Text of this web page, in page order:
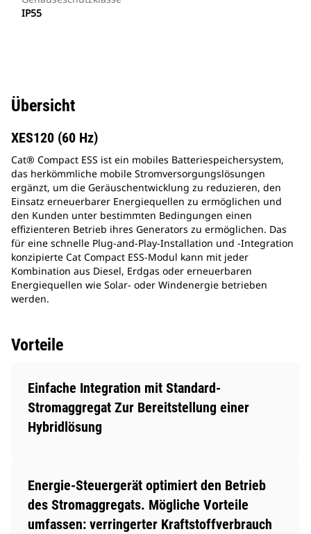
IP55
Übersicht
XES120 (60 Hz)
Cat® Compact ESS ist ein mobiles Batteriespeichersystem,
das herkömmliche mobile Stromversorgungslösungen
ergänzt, um die Geräuschentwicklung zu reduzieren, den
Einsatz erneuerbarer Energiequellen zu ermöglichen und
den Kunden unter bestimmten Bedingungen einen
effizienteren Betrieb ihres Generators zu ermöglichen. Das
für eine schnelle Plug-and-Play-Installation und -Integration
konzipierte Cat Compact ESS-Modul kann mit jeder
Kombination aus Diesel, Erdgas oder erneuerbaren
Energiequellen wie Solar- oder Windenergie betrieben
werden.
Vorteile
Einfache Integration mit Standard-
Stromaggregat Zur Bereitstellung einer
Hybridlösung
Energie-Steuergerät optimiert den Betrieb
des Stromaggregats. Mögliche Vorteile
umfassen: verringerter Kraftstoffverbrauch